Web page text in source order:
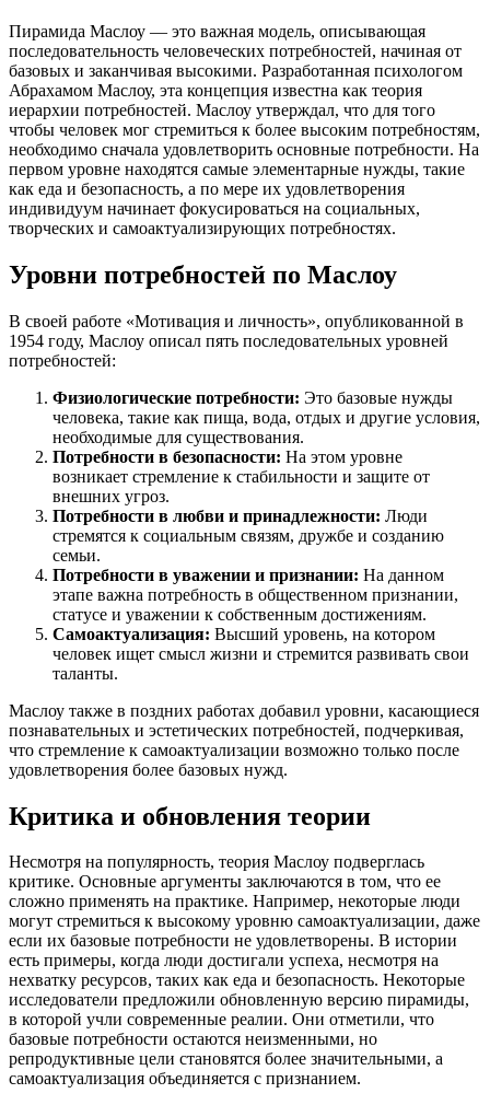
Пирамида Маслоу — это важная модель, описывающая
последовательность человеческих потребностей, начиная от
базовых и заканчивая высокими. Разработанная психологом
Абрахамом Маслоу, эта концепция известна как теория
иерархии потребностей. Маслоу утверждал, что для того
чтобы человек мог стремиться к более высоким потребностям,
необходимо сначала удовлетворить основные потребности. На
первом уровне находятся самые элементарные нужды, такие
как еда и безопасность, а по мере их удовлетворения
индивидуум начинает фокусироваться на социальных,
творческих и самоактуализирующих потребностях.
Уровни потребностей по Маслоу
В своей работе «Мотивация и личность», опубликованной в
1954 году, Маслоу описал пять последовательных уровней
потребностей:
Физиологические потребности: Это базовые нужды
человека, такие как пища, вода, отдых и другие условия,
необходимые для существования.
Потребности в безопасности: На этом уровне
возникает стремление к стабильности и защите от
внешних угроз.
Потребности в любви и принадлежности: Люди
стремятся к социальным связям, дружбе и созданию
семьи.
Потребности в уважении и признании: На данном
этапе важна потребность в общественном признании,
статусе и уважении к собственным достижениям.
Самоактуализация: Высший уровень, на котором
человек ищет смысл жизни и стремится развивать свои
таланты.
Маслоу также в поздних работах добавил уровни, касающиеся
познавательных и эстетических потребностей, подчеркивая,
что стремление к самоактуализации возможно только после
удовлетворения более базовых нужд.
Критика и обновления теории
Несмотря на популярность, теория Маслоу подверглась
критике. Основные аргументы заключаются в том, что ее
сложно применять на практике. Например, некоторые люди
могут стремиться к высокому уровню самоактуализации, даже
если их базовые потребности не удовлетворены. В истории
есть примеры, когда люди достигали успеха, несмотря на
нехватку ресурсов, таких как еда и безопасность. Некоторые
исследователи предложили обновленную версию пирамиды,
в которой учли современные реалии. Они отметили, что
базовые потребности остаются неизменными, но
репродуктивные цели становятся более значительными, а
самоактуализация объединяется с признанием.